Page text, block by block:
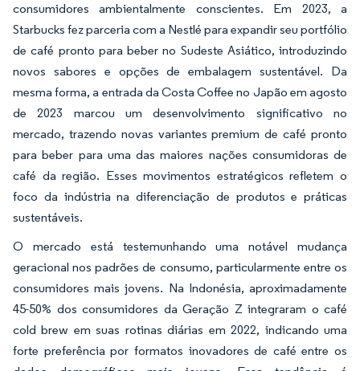
consumidores ambientalmente conscientes. Em 2023, a
Starbucks fez parceria com a Nestlé para expandir seu portfólio
de café pronto para beber no Sudeste Asiático, introduzindo
novos sabores e opções de embalagem sustentável. Da
mesma forma, a entrada da Costa Coffee no Japão em agosto
de 2023 marcou um desenvolvimento significativo no
mercado, trazendo novas variantes premium de café pronto
para beber para uma das maiores nações consumidoras de
café da região. Esses movimentos estratégicos refletem o
foco da indústria na diferenciação de produtos e práticas
sustentáveis.
O mercado está testemunhando uma notável mudança
geracional nos padrões de consumo, particularmente entre os
consumidores mais jovens. Na Indonésia, aproximadamente
45-50% dos consumidores da Geração Z integraram o café
cold brew em suas rotinas diárias em 2022, indicando uma
forte preferência por formatos inovadores de café entre os